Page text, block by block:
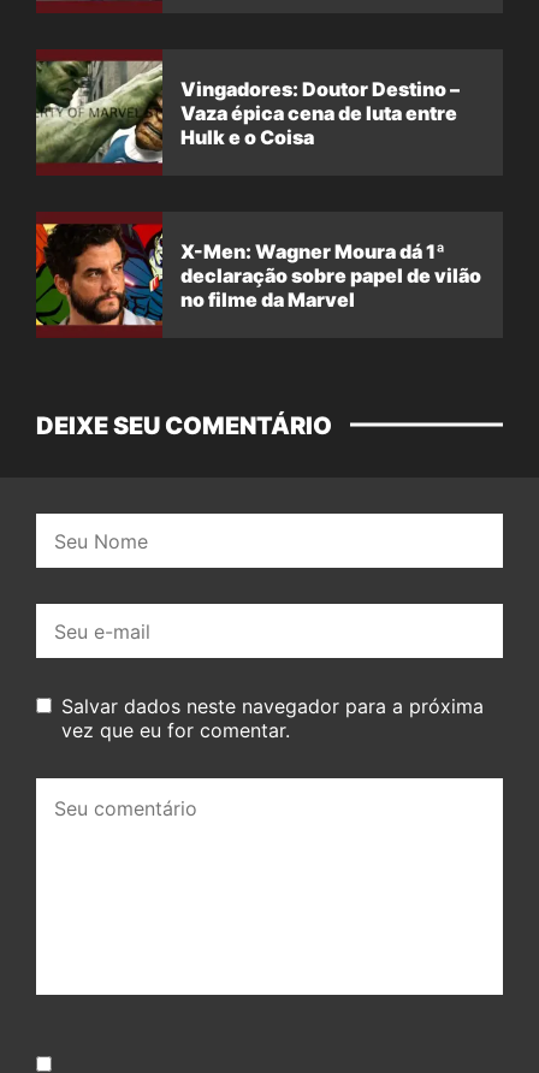
Vingadores: Doutor Destino –
Vaza épica cena de luta entre
Hulk e o Coisa
X-Men: Wagner Moura dá 1ª
declaração sobre papel de vilão
no filme da Marvel
DEIXE SEU COMENTÁRIO
mail:
Salvar dados neste navegador para a próxima
vez que eu for comentar.
comentário: